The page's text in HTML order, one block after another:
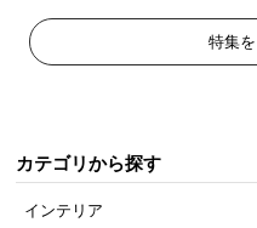
所をとらず、ベッド回り
ます。
特集
カテゴリから探す
インテリア